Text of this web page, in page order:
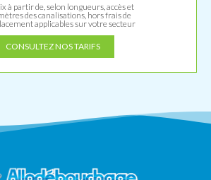
à partir de, selon longueurs, accès et
des canalisations, hors frais de
applicables sur votre secteur
CONSULTEZ NOS TARIFS